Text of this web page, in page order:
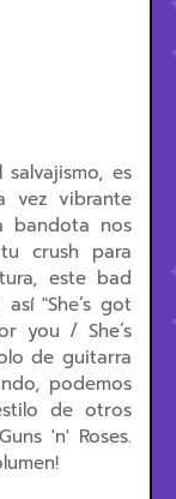
es
vez vibrante
bandota nos
crush para
este bad
"She’s got
you / She’s
de guitarra
podemos
de otros
'n' Roses.